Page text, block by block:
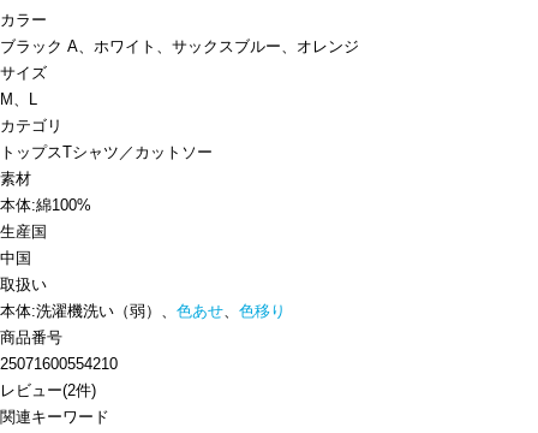
カラー
ブラック A、ホワイト、サックスブルー、オレンジ
サイズ
M、L
カテゴリ
トップスTシャツ／カットソー
素材
本体:綿100%
生産国
中国
取扱い
本体:洗濯機洗い（弱）、 色あせ、 色移り
商品番号
25071600554210
レビュー(2件)
関連キーワード